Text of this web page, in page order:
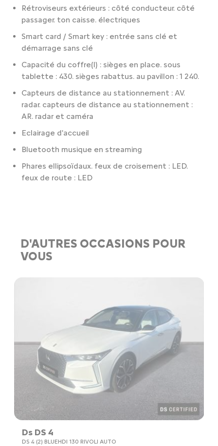
Rétroviseurs extérieurs : côté conducteur. côté
passager. ton caisse. électriques
Smart card / Smart key : entrée sans clé et
démarrage sans clé
Capacité du coffre(l) : sièges en place. sous
tablette : 430. sièges rabattus. au pavillon : 1 240.
Capteurs de distance au stationnement : AV.
radar. capteurs de distance au stationnement :
AR. radar et caméra
Eclairage d'accueil
Bluetooth musique en streaming
Phares ellipsoïdaux. feux de croisement : LED.
feux de route : LED
D'AUTRES OCCASIONS POUR
VOUS
Ds DS 4
DS 4 (2) BLUEHDI 130 RIVOLI AUTO